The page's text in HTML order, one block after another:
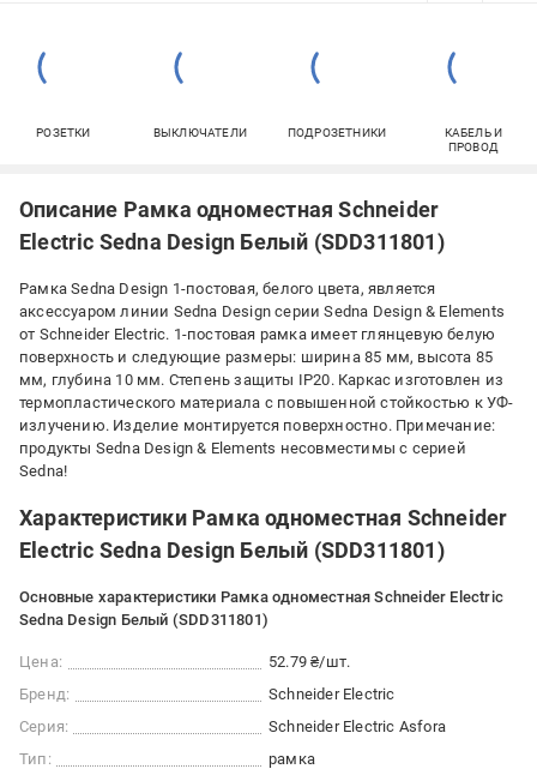
РОЗЕТКИ ВЫКЛЮЧАТЕЛИ ПОДРОЗЕТНИКИ
КАБЕЛЬ И
ПРОВОД
Описание Рамка одноместная Schneider
Electric Sedna Design Белый (SDD311801)
Рамка Sedna Design 1-постовая, белого цвета, является
аксессуаром линии Sedna Design серии Sedna Design & Elements
от Schneider Electric. 1-постовая рамка имеет глянцевую белую
поверхность и следующие размеры: ширина 85 мм, высота 85
мм, глубина 10 мм. Степень защиты IP20. Каркас изготовлен из
термопластического материала с повышенной стойкостью к УФ-
излучению. Изделие монтируется поверхностно. Примечание:
продукты Sedna Design & Elements несовместимы с серией
Sedna!
Характеристики Рамка одноместная Schneider
Electric Sedna Design Белый (SDD311801)
Основные характеристики Рамка одноместная Schneider Electric
Sedna Design Белый (SDD311801)
Цена:
52.79 ₴/шт.
Бренд:
Schneider Electric
Серия:
Schneider Electric Asfora
Тип:
рамка